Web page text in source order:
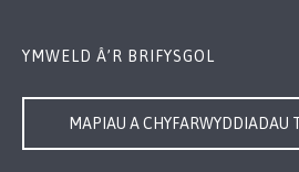
YMWELD Â’R BRIFYSGOL
MAPIAU A CHYFARWYDDIADAU